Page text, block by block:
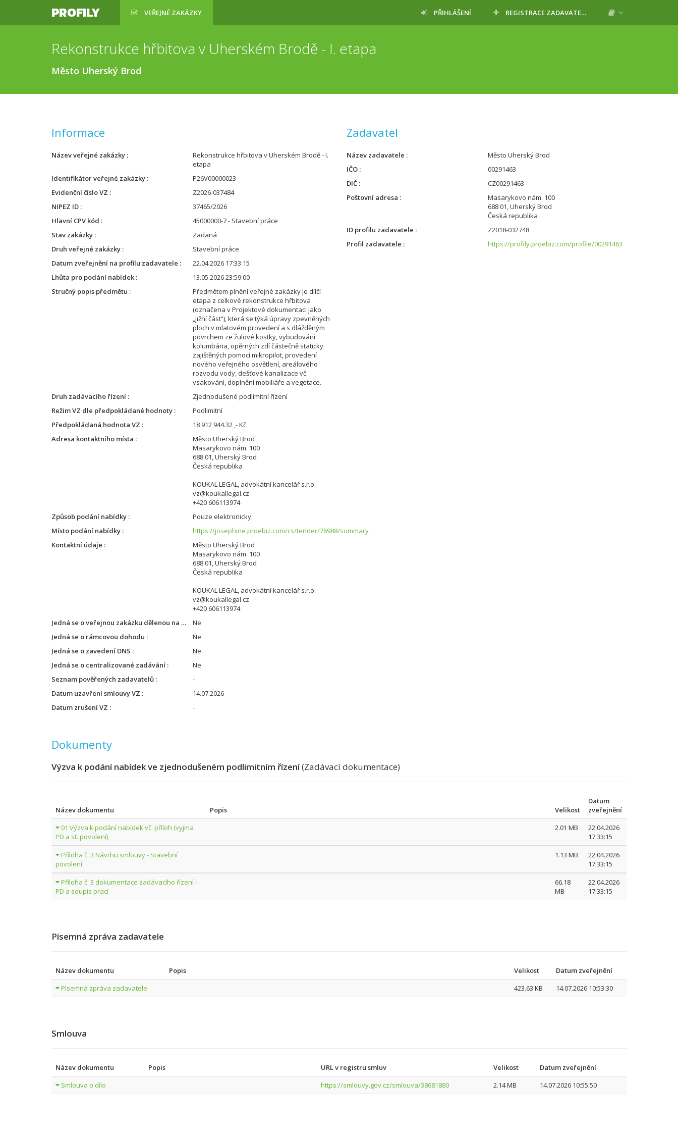
PROFILY VEŘEJNÉ ZAKÁZKY PŘIHLÁŠENÍ REGISTRACE ZADAVATELE
Rekonstrukce hřbitova v Uherském Brodě - I. etapa
Město Uherský Brod
Informace
Název veřejné zakázky
Rekonstrukce hřbitova v Uherském Brodě - I.
etapa
Identifikátor veřejné zakázky
P26V00000023
Evidenční číslo VZ
Z2026-037484
NIPEZ ID
37465/2026
Hlavní CPV kód
45000000-7 - Stavební práce
Stav zakázky
Zadaná
Druh veřejné zakázky
Stavební práce
Datum zveřejnění na profilu zadavatele
22.04.2026 17:33:15
Lhůta pro podání nabídek
13.05.2026 23:59:00
Stručný popis předmětu
Předmětem plnění veřejné zakázky je dílčí
etapa z celkové rekonstrukce hřbitova
(označena v Projektové dokumentaci jako
„jižní část“), která se týká úpravy zpevněných
ploch v mlatovém provedení a s dlážděným
povrchem ze žulové kostky, vybudování
kolumbária, opěrných zdí částečně staticky
zajištěných pomocí mikropilot, provedení
nového veřejného osvětlení, areálového
rozvodu vody, dešťové kanalizace vč.
vsakování, doplnění mobiliáře a vegetace.
Druh zadávacího řízení
Zjednodušené podlimitní řízení
Režim VZ dle předpokládané hodnoty
Podlimitní
Předpokládaná hodnota VZ
18 912 944.32 ,- Kč
Adresa kontaktního místa
Město Uherský Brod
Masarykovo nám. 100
688 01, Uherský Brod
Česká republika
KOUKAL LEGAL, advokátní kancelář s.r.o.
vz@koukallegal.cz
+420 606113974
Způsob podání nabídky
Pouze elektronicky
Místo podání nabídky
https://josephine.proebiz.com/cs/tender/76988/summary
Kontaktní údaje
Město Uherský Brod
Masarykovo nám. 100
688 01, Uherský Brod
Česká republika
KOUKAL LEGAL, advokátní kancelář s.r.o.
vz@koukallegal.cz
+420 606113974
Jedná se o veřejnou zakázku dělenou na části
Ne
Jedná se o rámcovou dohodu
Ne
Jedná se o zavedení DNS
Ne
Jedná se o centralizované zadávání
Ne
Seznam pověřených zadavatelů
-
Datum uzavření smlouvy VZ
14.07.2026
Datum zrušení VZ
-
Zadavatel
Název zadavatele
Město Uherský Brod
IČO
00291463
DIČ
CZ00291463
Poštovní adresa
Masarykovo nám. 100
688 01, Uherský Brod
Česká republika
ID profilu zadavatele
Z2018-032748
Profil zadavatele
https://profily.proebiz.com/profile/00291463
Dokumenty
Výzva k podání nabídek ve zjednodušeném podlimitním řízení(Zadávací dokumentace)
Název dokumentu Popis Velikost
Datum
zveřejnění
01 Výzva k podání nabídek vč. příloh (vyjma
PD a st. povolení)
2.01 MB
22.04.2026
17:33:15
Příloha č. 3 Návrhu smlouvy - Stavební
povolení
1.13 MB
22.04.2026
17:33:15
Příloha č. 3 dokumentace zadávacího řízení -
PD a soupis prací
66.18
MB
22.04.2026
17:33:15
Písemná zpráva zadavatele
Název dokumentu Popis Velikost
Datum zveřejnění
Písemná zpráva zadavatele
423.63 KB 14.07.2026 10:53:30
Smlouva
Název dokumentu Popis URL v registru smluv Velikost
Datum zveřejnění
Smlouva o dílo
https://smlouvy.gov.cz/smlouva/38681880 2.14 MB 14.07.2026 10:55:50